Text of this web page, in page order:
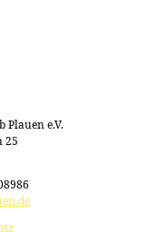
Plauen e.V.
25